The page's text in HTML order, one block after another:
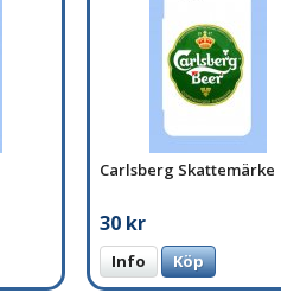
Carlsberg Skattemärke
30 kr
Info Köp